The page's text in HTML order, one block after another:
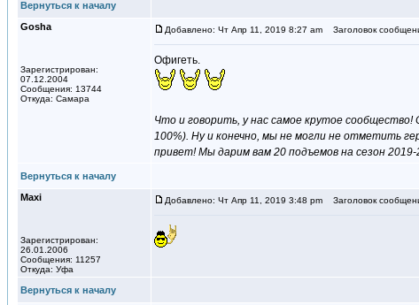
Вернуться к началу
Gosha
Зарегистрирован:
07.12.2004
Сообщения: 13744
Откуда: Самара
Добавлено: Чт Апр 11, 2019 8:27 am Заголовок
Офигеть.
Что и говорить, у нас самое крутое
100%). Ну и конечно, мы не могли не отметить
привет! Мы дарим вам 20 подъемов на сезон 2019-
Вернуться к началу
Maxi
Зарегистрирован:
26.01.2006
Сообщения: 11257
Откуда: Уфа
Добавлено: Чт Апр 11, 2019 3:48 pm Заголовок
Вернуться к началу